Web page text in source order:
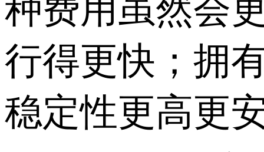
种费用虽然会
行得更快；拥
稳定性更高更